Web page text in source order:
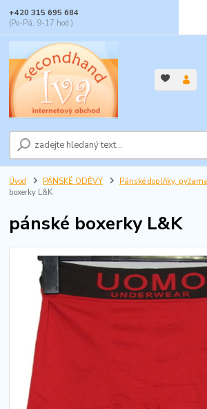
+420 315 695 684
(Po-Pá, 9-17 hod.)
Úvod PÁNSKÉ ODĚVY Pánské doplňky,
boxerky L&K
pánské boxerky L&K